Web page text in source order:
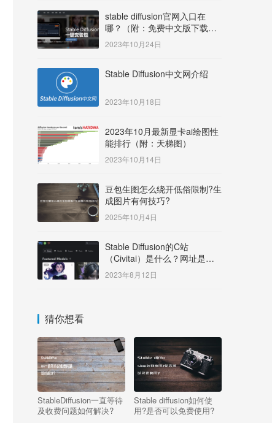
stable diffusion官网入口在
哪？（附：免费中文版下载安
装教程）
2023年10月24日
Stable Diffusion中文网介绍
2023年10月18日
2023年10月最新显卡ai绘图性
能排行（附：天梯图）
2023年10月14日
豆包生图怎么绕开低俗限制?生
成图片有何技巧?
2025年10月4日
Stable Diffusion的C站
（Civitai）是什么？网址是多
少？
2023年8月12日
猜你想看
StableDiffusion一直等待
及收费问题如何解决?
Stable diffusion如何使
用?是否可以免费使用?